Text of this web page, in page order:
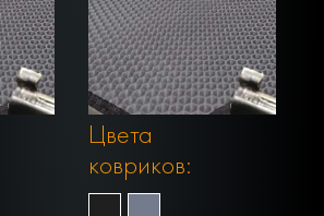
Цвета
ковриков: